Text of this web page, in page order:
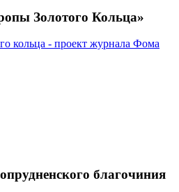
Золотого Кольца»
благочиния